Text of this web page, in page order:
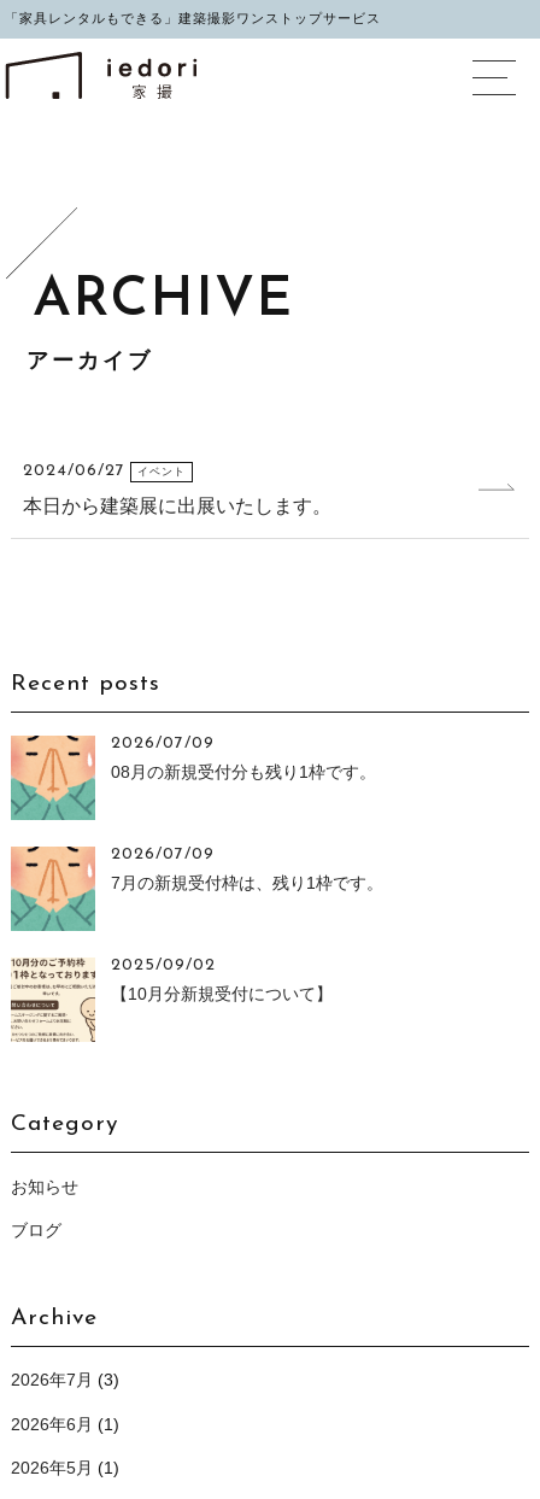
「家具レンタルもできる」建築撮影ワンストップサービス
イエドリ（家撮）家
アーカイブ
2024/06/27 イベント
本日から建築展に出展いたします。
Recent posts
2026/07/09
08月の新規受付分も残り1枠です。
2026/07/09
7月の新規受付枠は、残り1枠です。
2025/09/02
【10月分新規受付について】
Category
お知らせ
ブログ
Archive
2026年7月 (3)
2026年6月 (1)
2026年5月 (1)